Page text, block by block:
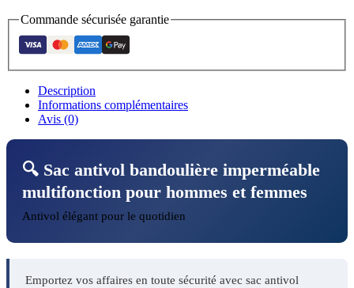
Commande sécurisée garantie
Description
Informations complémentaires
Avis (0)
🔍 Sac antivol bandoulière imperméable
multifonction pour hommes et femmes
Antivol élégant pour le quotidien
Emportez vos affaires en toute sécurité avec sac antivol